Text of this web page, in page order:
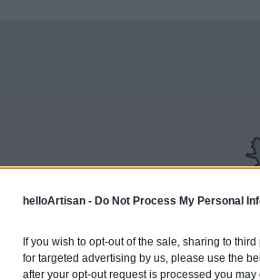
helloArtisan - Do Not Process My Personal
If you wish to opt-out of the sale, sharing to
for targeted advertising by us, please use the
after your opt-out request is processed you